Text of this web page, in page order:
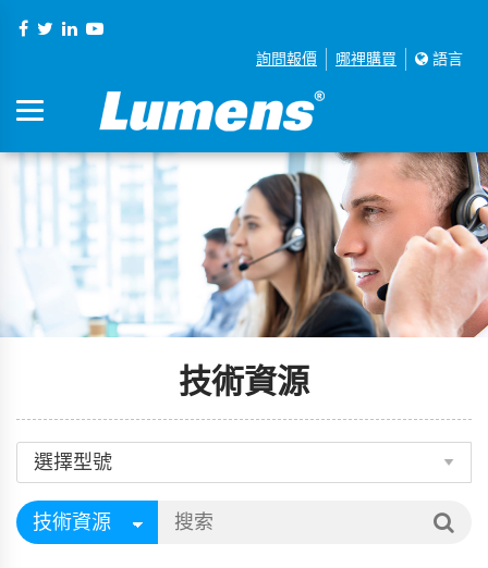
詢問報價 哪裡購買 語言
技術資源